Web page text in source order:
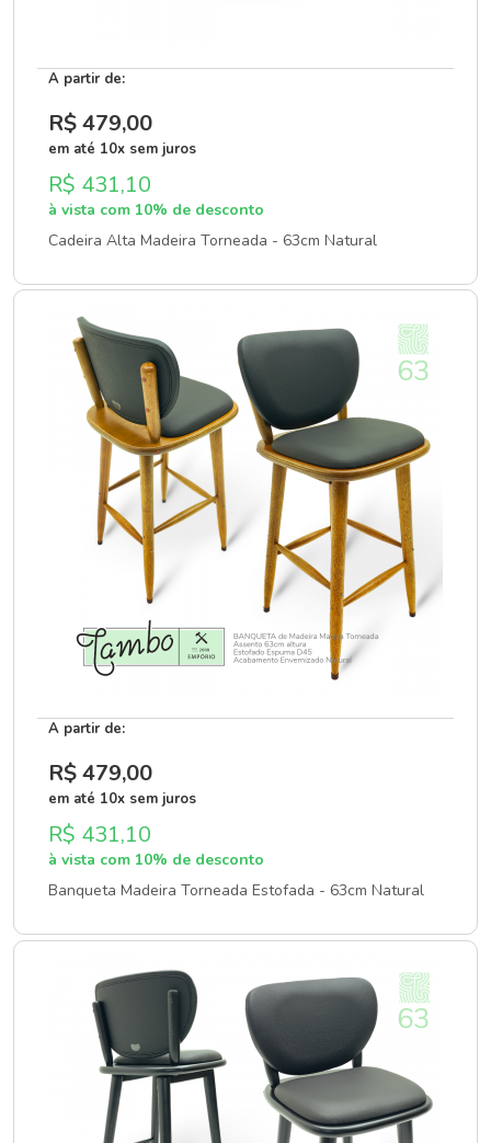
A partir de:
R$ 479,00
em até 10x sem juros
R$ 431,10
à vista com 10% de desconto
Cadeira Alta Madeira Torneada - 63cm Natural
A partir de:
R$ 479,00
em até 10x sem juros
R$ 431,10
à vista com 10% de desconto
Banqueta Madeira Torneada Estofada - 63cm Natural